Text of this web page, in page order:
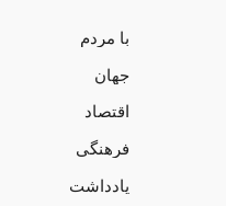
با مردم
جهان
اقتصاد
فرهنگی
یادداشت